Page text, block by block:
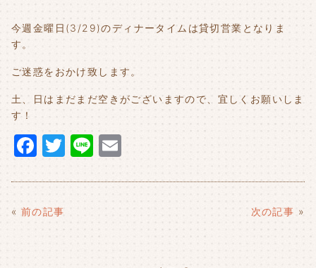
今週金曜日(3/29)のディナータイムは貸切営業となりま
す。
ご迷惑をおかけ致します。
土、日はまだまだ空きがございますので、宜しくお願いしま
す！
F
c
e
T
it
Li
e ai
« 前の記事 次の記事 »